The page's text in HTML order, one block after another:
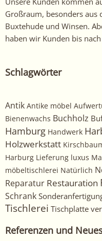
Großraum, besonders aus
Buxtehude und Winsen.
haben wir Kunden bis
Schlagwörter
Antik Antike möbel
Bienenwachs Buchholz
Hamburg Handwerk
Holzwerkstatt
Harburg Lieferung luxus
möbeltischlerei Natürlich
Reparatur Restauration
Schrank
Tischlerei Tischplatte
Referenzen und